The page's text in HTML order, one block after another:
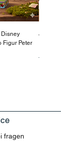
Figur Peter
Jasmin
199,90 €
fragen